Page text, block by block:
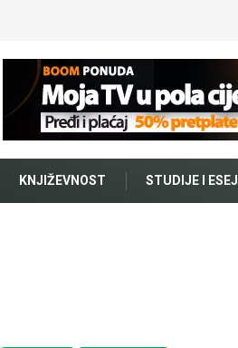
KNJIŽEVNOST STUDIJE I ESEJI